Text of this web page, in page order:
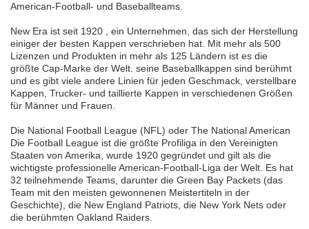
American-Football- und Baseballteams.
New Era ist seit 1920 , ein Unternehmen, das sich der Herstellung
einiger der besten Kappen verschrieben hat. Mit mehr als 500
Lizenzen und Produkten in mehr als 125 Ländern ist es die
größte Cap-Marke der Welt. seine Baseballkappen sind berühmt
und es gibt viele andere Linien für jeden Geschmack, verstellbare
Kappen, Trucker- und taillierte Kappen in verschiedenen Größen
für Männer und Frauen.
Die National Football League (NFL) oder The National American
Die Football League ist die größte Profiliga in den Vereinigten
Staaten von Amerika, wurde 1920 gegründet und gilt als die
wichtigste professionelle American-Football-Liga der Welt. Es hat
32 teilnehmende Teams, darunter die Green Bay Packets (das
Team mit den meisten gewonnenen Meistertiteln in der
Geschichte), die New England Patriots, die New York Nets oder
die berühmten Oakland Raiders.